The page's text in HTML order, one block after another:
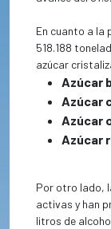
En cuanto a la
518.188
azúcar
Azúcar
Azúcar
Azúcar
Azúcar
Por otro lado,
activas y han
litros de